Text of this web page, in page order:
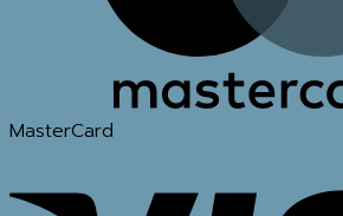
MasterCard